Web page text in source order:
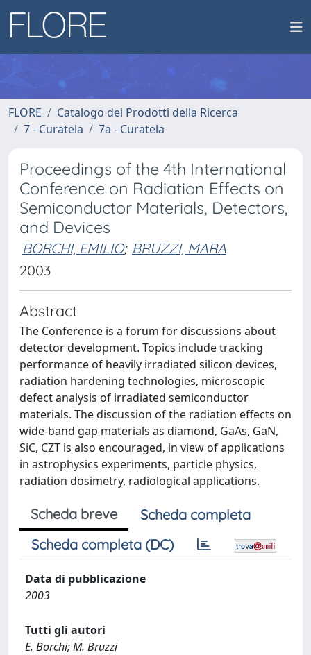
FLORE
Catalogo dei Prodotti della Ricerca
7 - Curatela
7a - Curatela
Proceedings of the 4th International
Conference on Radiation Effects on
Semiconductor Materials, Detectors,
and Devices
BORCHI, EMILIO; BRUZZI, MARA
2003
Abstract
The Conference is a forum for discussions about
detector development. Topics include tracking
performance of heavily irradiated silicon devices,
radiation hardening technologies, microscopic
defect analysis of irradiated semiconductor
materials. The discussion of the radiation effects on
wide-band gap materials as diamond, GaAs, GaN,
SiC, CZT is also encouraged, in view of applications
in astrophysics experiments, particle physics,
radiation dosimetry, radiological applications.
Scheda breve
Scheda completa
Scheda completa (DC)
Data di pubblicazione
2003
Tutti gli autori
E. Borchi; M. Bruzzi